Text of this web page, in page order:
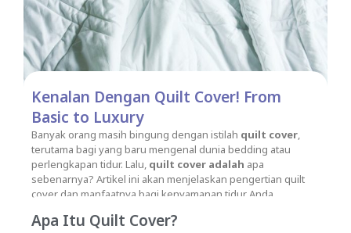
Kenalan Dengan Quilt Cover! From
Basic to Luxury
Banyak orang masih bingung dengan istilah quilt cover,
terutama bagi yang baru mengenal dunia bedding atau
perlengkapan tidur. Lalu, quilt cover adalah apa
sebenarnya? Artikel ini akan menjelaskan pengertian quilt
cover dan manfaatnya bagi kenyamanan tidur Anda.
Apa Itu Quilt Cover?